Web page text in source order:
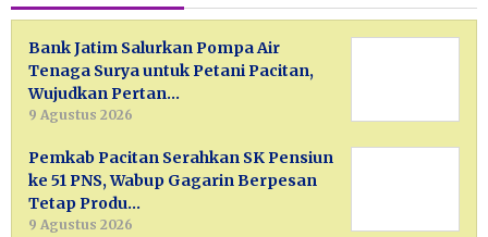
Bank Jatim Salurkan Pompa Air
Tenaga Surya untuk Petani Pacitan,
Wujudkan Pertan…
9 Agustus 2026
Pemkab Pacitan Serahkan SK Pensiun
ke 51 PNS, Wabup Gagarin Berpesan
Tetap Produ…
9 Agustus 2026